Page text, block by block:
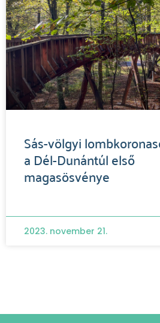
Sás-völgyi
a Dél-Dunántúl első
magasösvénye
2023. november 21.